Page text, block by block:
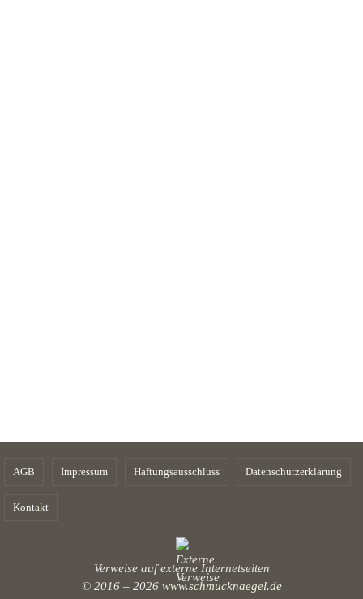
AGB Impressum Haftungsausschluss Datenschutzerklärung
Kontakt
Verweise auf externe Internetseiten
© 2016 – 2026 www.schmucknaegel.de